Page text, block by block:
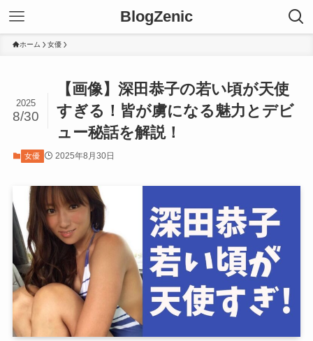
BlogZenic
ホーム 女優
【画像】深田恭子の若い頃が天使
すぎる！皆が虜になる魅力とデビ
ュー秘話を解説！
2025
8/30
女優 2025年8月30日